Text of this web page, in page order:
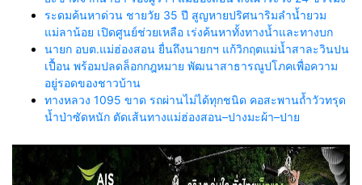
ระดมค้นหาด่วน ชายวัย 35 ปี สูญหายปริศนาริมลำน้ำยวม
แม่ลาน้อย เปิดศูนย์ช่วยเหลือ เร่งค้นหาทั้งทางน้ำและทางบก
นายก อบต.แม่ฮ่องสอน ยื่นถึงนายกฯ แก้วิกฤตแม่น้ำสาละวินปน
เปื้อน พร้อมปลดล็อกกฎหมาย พัฒนาสาธารณูปโภคเพื่อความ
อยู่รอดของชาวบ้าน
ทางหลวง 1095 ขาด รถผ่านไม่ได้ทุกชนิด คอสะพานถ้ำวัวทรุด
น้ำป่าซัดหนัก ตัดเส้นทางแม่ฮ่องสอน–ปางมะผ้า–ปาย